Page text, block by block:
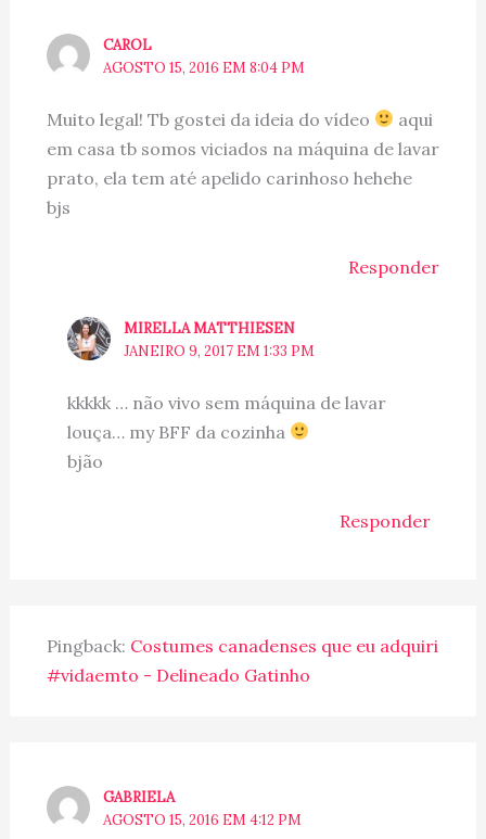
CAROL
AGOSTO 15, 2016 EM 8:04 PM
Muito legal! Tb gostei da ideia do vídeo
aqui
em casa tb somos viciados na máquina de lavar
prato, ela tem até apelido carinhoso hehehe
bjs
Responder
MIRELLA MATTHIESEN
JANEIRO 9, 2017 EM 1:33 PM
kkkkk … não vivo sem máquina de lavar
louça… my BFF da cozinha
bjão
Responder
Pingback: Costumes canadenses que eu adquiri
#vidaemto - Delineado Gatinho
GABRIELA
AGOSTO 15, 2016 EM 4:12 PM